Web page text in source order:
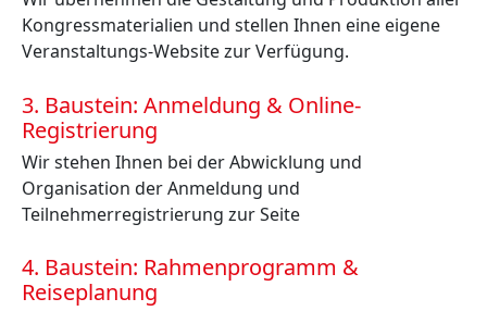
Kongressmaterialien und stellen Ihnen eine eigene
Veranstaltungs-Website zur Verfügung.
3. Baustein: Anmeldung & Online-
Registrierung
Wir stehen Ihnen bei der Abwicklung und
Organisation der Anmeldung und
Teilnehmerregistrierung zur Seite
4. Baustein: Rahmenprogramm &
Reiseplanung